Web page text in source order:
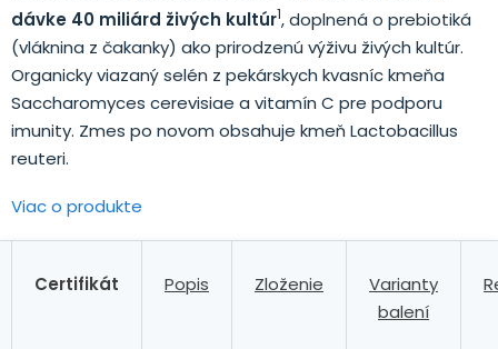
dávke 40 miliárd živých kultúr1, doplnená o prebiotiká
(vláknina z čakanky) ako prirodzenú výživu živých kultúr.
Organicky viazaný selén z pekárskych kvasníc kmeňa
Saccharomyces cerevisiae a vitamín C pre podporu
imunity. Zmes po novom obsahuje kmeň Lactobacillus
reuteri.
Viac o produkte
Certifikát Popis Zloženie
Varianty
balení